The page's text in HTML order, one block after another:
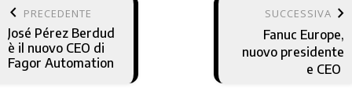
keyboard_arrow_left PRECEDENTE
José Pérez Berdud
è il nuovo CEO di
Fagor Automation
SUCCESSIVA keyboard_arrow_right
Fanuc Europe,
nuovo presidente
e CEO